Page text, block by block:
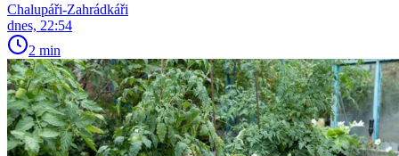
Chalupáři-Zahrádkáři
dnes, 22:54
2 min